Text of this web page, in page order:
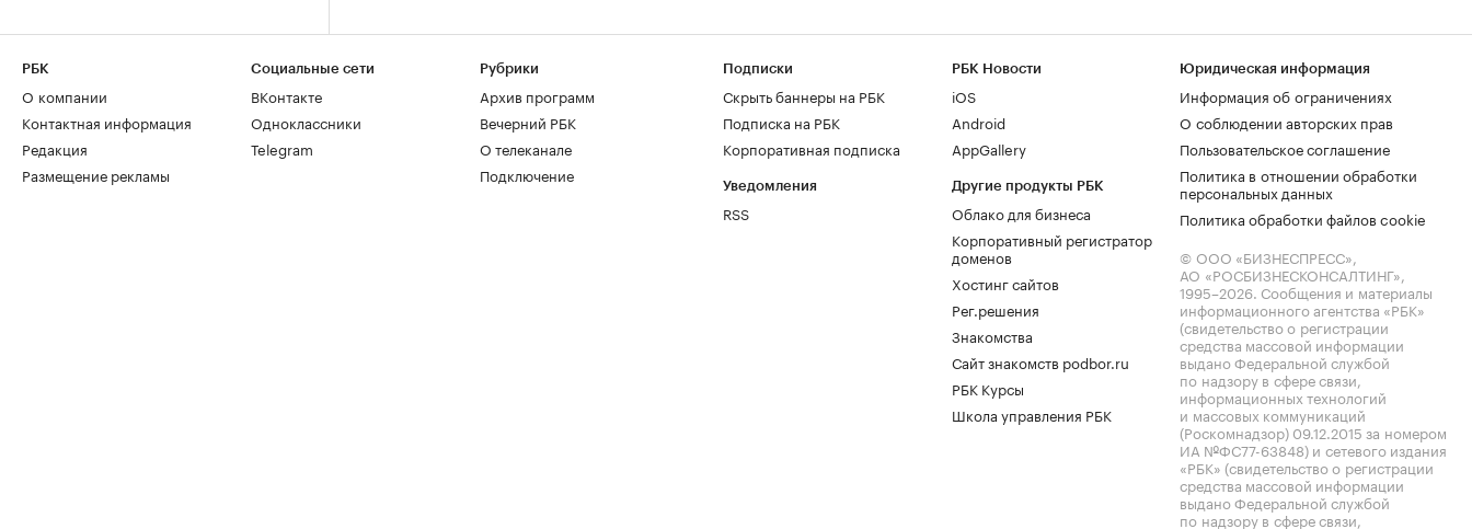
РБК
О компании
Контактная информация
Редакция
Размещение рекламы
Социальные сети
ВКонтакте
Одноклассники
Telegram
Рубрики
Архив программ
Вечерний РБК
О телеканале
Подключение
Подписки
Скрыть баннеры на РБК
Подписка на РБК
Корпоративная подписка
Уведомления
RSS
РБК Новости
iOS
Android
AppGallery
Другие продукты РБК
Облако для бизнеса
Корпоративный регистратор
доменов
Хостинг сайтов
Рег.решения
Знакомства
Сайт знакомств podbor.ru
РБК Курсы
Школа управления РБК
Юридическая информация
Информация об ограничениях
О соблюдении авторских прав
Пользовательское соглашение
Политика в отношении обработки
персональных данных
Политика обработки файлов cookie
© ООО «БИЗНЕСПРЕСС»,
АО «РОСБИЗНЕСКОНСАЛТИНГ»,
1995–2026. Сообщения и материалы
информационного агентства «РБК»
(свидетельство о регистрации
средства массовой информации
выдано Федеральной службой
по надзору в сфере связи,
информационных технологий
и массовых коммуникаций
(Роскомнадзор) 09.12.2015 за номером
ИА №ФС77-63848) и сетевого издания
«РБК» (свидетельство о регистрации
средства массовой информации
выдано Федеральной службой
по надзору в сфере связи,